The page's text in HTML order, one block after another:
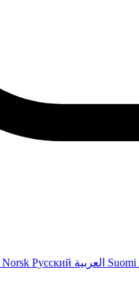
Norsk Русский Suomi